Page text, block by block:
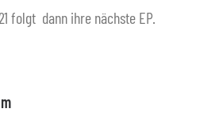
folgt dann ihre nächste EP.